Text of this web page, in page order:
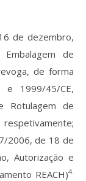
de dezembro,
de
de forma
e 1999/45/CE,
Rotulagem de
2006, de 18 de
Autorização e
REACH)4.